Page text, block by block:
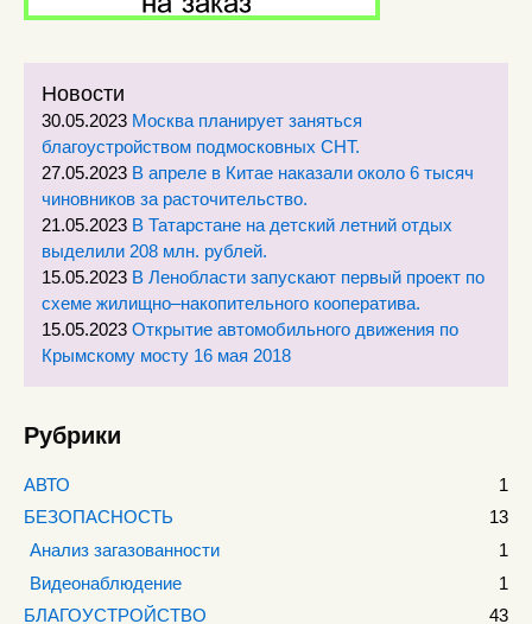
Новости
30.05.2023 Москва планирует заняться
благоустройством подмосковных СНТ.
27.05.2023 В апреле в Китае наказали около 6 тысяч
чиновников за расточительство.
21.05.2023 В Татарстане на детский летний отдых
выделили 208 млн. рублей.
15.05.2023 В Ленобласти запускают первый проект по
схеме жилищно–накопительного кооператива.
15.05.2023 Открытие автомобильного движения по
Крымскому мосту 16 мая 2018
Рубрики
АВТО
1
БЕЗОПАСНОСТЬ
13
Анализ загазованности
1
Видеонаблюдение
1
БЛАГОУСТРОЙСТВО
43